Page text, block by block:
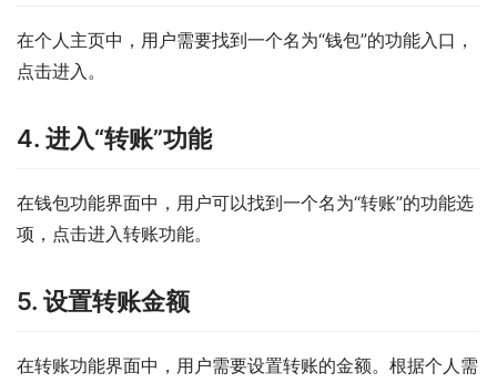
在个人主页中，用户需要找到一个名为“钱包”的功能入口，
点击进入。
4. 进入“转账”功能
在钱包功能界面中，用户可以找到一个名为“转账”的功能选
项，点击进入转账功能。
5. 设置转账金额
在转账功能界面中，用户需要设置转账的金额。根据个人需